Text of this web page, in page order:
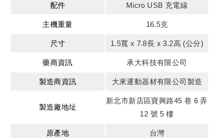
配件 Micro USB 充電線
主機重量 16.5克
尺寸 1.5寬 x 7.8長 x 3.2高 (公分)
藥商資訊 承大科技有限公司
製造商資訊 大來運動器材有限公司製造
製造廠地址
新北市新店區寶興路45 巷 6 弄
12 號 5 樓
原產地 台灣